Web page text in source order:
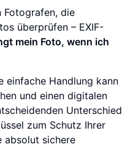
Fotografen, die
überprüfen – EXIF-
mein Foto, wenn ich
einfache Handlung kann
und einen digitalen
Unterschied
zum Schutz Ihrer
absolut sichere